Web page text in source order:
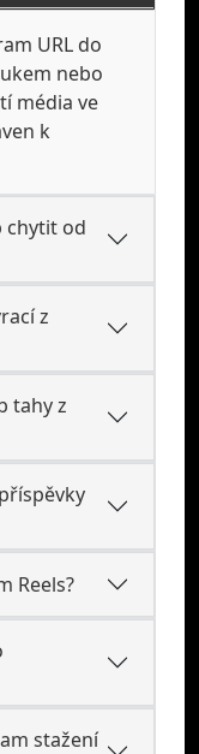
URL do
nebo
média ve
k
chytit od
z
tahy z
Reels?
stažení